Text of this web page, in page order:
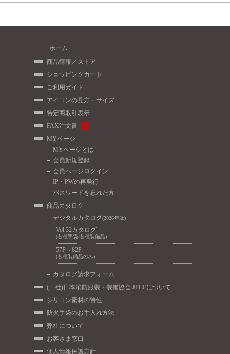
ホーム
商品情報／ストア
ショッピングカート
ご利用ガイド
アイコンの見方・サイズ
特定商取引表示
FAX注文書
MYページ
MYページとは
会員新規登録
会員ページログイン
IP・PWの再発行
パスワードを忘れた方
商品カタログ
デジタルカタログ(2026年版)
Vol.32カタログ
(各種手袋/各種装備品)
57P～82P
(各種装備品のみ)
カタログ請求フォーム
(一社)日本消防服装・装備協会 JFCEについて
シリコン素材の特性
防火手袋のお手入れ方法
弊社について
お客さま窓口
個人情報保護方針